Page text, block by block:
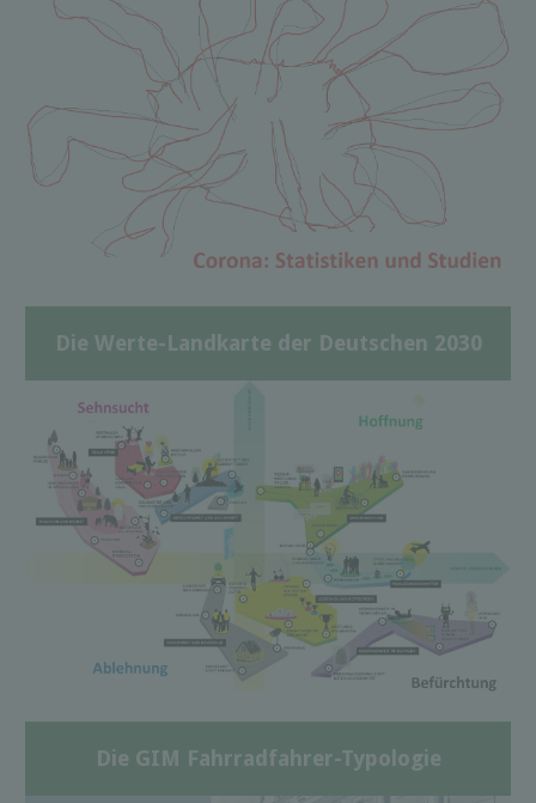
Die Werte-Landkarte der Deutschen 2030
Die GIM Fahrradfahrer-Typologie